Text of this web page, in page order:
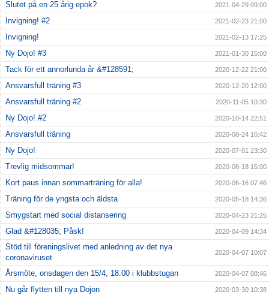
Slutet på en 25 årig epok? 2021-04-29 09:00
Invigning! #2 2021-02-23 21:00
Invigning! 2021-02-13 17:25
Ny Dojo! #3 2021-01-30 15:00
Tack för ett annorlunda år &#128591; 2020-12-22 21:00
Ansvarsfull träning #3 2020-12-20 12:00
Ansvarsfull träning #2 2020-11-05 10:30
Ny Dojo! #2 2020-10-14 22:51
Ansvarsfull träning 2020-08-24 16:42
Ny Dojo! 2020-07-01 23:30
Trevlig midsommar! 2020-06-18 15:00
Kort paus innan sommarträning för alla! 2020-06-16 07:46
Träning för de yngsta och äldsta 2020-05-18 14:36
Smygstart med social distansering 2020-04-23 21:25
Glad &#128035; Påsk! 2020-04-09 14:34
Stöd till föreningslivet med anledning av det nya
coronaviruset
2020-04-07 10:07
Årsmöte, onsdagen den 15/4, 18.00 i klubbstugan 2020-04-07 08:46
Nu går flytten till nya Dojon 2020-03-30 10:38